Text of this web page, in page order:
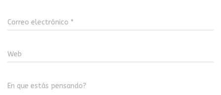
Correo electrónico *
Web
En que estás pensando?